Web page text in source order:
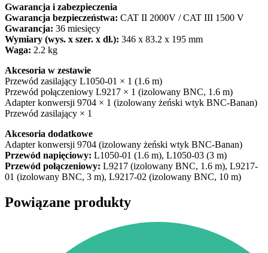
Gwarancja i zabezpieczenia
Gwarancja bezpieczeństwa: CAT II 2000V / CAT III 1500 V
Gwarancja: 36 miesięcy
Wymiary (wys. x szer. x dł.): 346 x 83.2 x 195 mm
Waga: 2.2 kg
Akcesoria w zestawie
Przewód zasilający L1050-01 × 1 (1.6 m)
Przewód połączeniowy L9217 × 1 (izolowany BNC, 1.6 m)
Adapter konwersji 9704 × 1 (izolowany żeński wtyk BNC-Banan)
Przewód zasilający × 1
Akcesoria dodatkowe
Adapter konwersji 9704 (izolowany żeński wtyk BNC-Banan)
Przewód napięciowy: L1050-01 (1.6 m), L1050-03 (3 m)
Przewód połączeniowy: L9217 (izolowany BNC, 1.6 m), L9217-
01 (izolowany BNC, 3 m), L9217-02 (izolowany BNC, 10 m)
Powiązane produkty